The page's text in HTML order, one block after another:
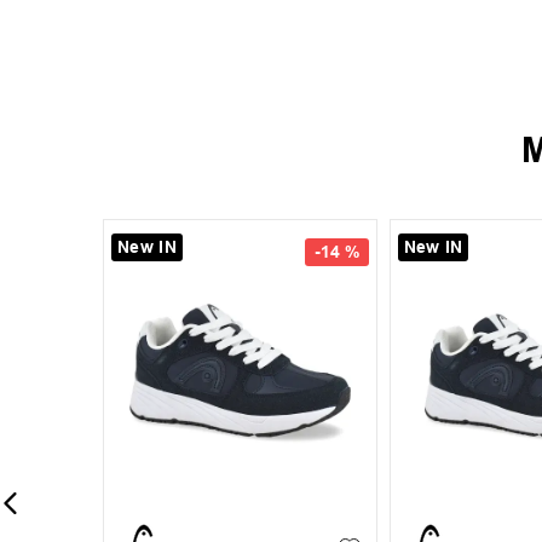
-13 %
New IN
40
S
Campera
Fleece II